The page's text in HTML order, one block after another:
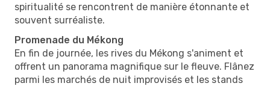
spiritualité se rencontrent de manière étonnante et
souvent surréaliste.
Promenade du Mékong
En fin de journée, les rives du Mékong s'animent et
offrent un panorama magnifique sur le fleuve. Flânez
parmi les marchés de nuit improvisés et les stands